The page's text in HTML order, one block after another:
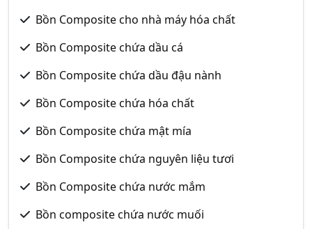
Bồn Composite cho nhà máy hóa chất
Bồn Composite chứa dầu cá
Bồn Composite chứa dầu đậu nành
Bồn Composite chứa hóa chất
Bồn Composite chứa mật mía
Bồn Composite chứa nguyên liệu tươi
Bồn Composite chứa nước mắm
Bồn composite chứa nước muối